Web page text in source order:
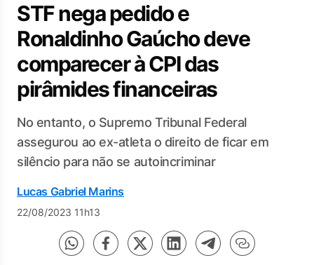
STF nega pedido e
Ronaldinho Gaúcho deve
comparecer à CPI das
pirâmides financeiras
No entanto, o Supremo Tribunal Federal
assegurou ao ex-atleta o direito de ficar em
silêncio para não se autoincriminar
Lucas Gabriel Marins
22/08/2023 11h13